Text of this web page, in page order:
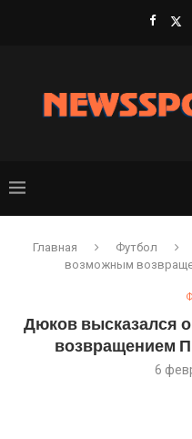
Главная Футбол
возможным
Дюков высказался
возвращением
6